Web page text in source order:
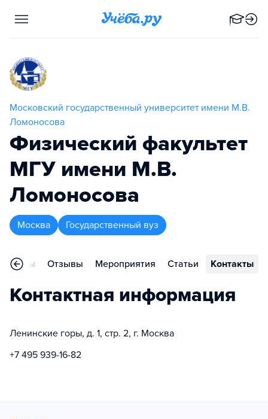
Московский государственный университет имени М.В.
Ломоносова
Физический факультет
МГУ имени М.В.
Ломоносова
Москва Государственный вуз
Отзывы Мероприятия Статьи Контакты
Контактная информация
Ленинские горы, д. 1, стр. 2, г. Москва
+7 495 939-16-82